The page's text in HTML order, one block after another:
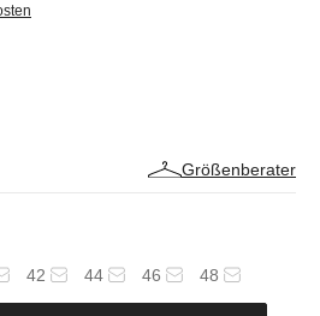
Größenberater
42 44 46 48